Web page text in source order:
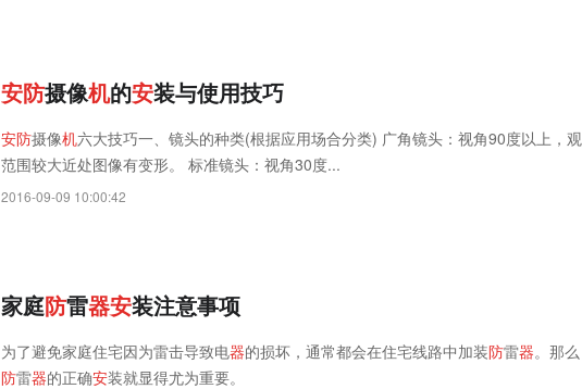
安防摄像机的安装与使用技巧
安防摄像机六大技巧一、镜头的种类(根据应用场合分类) 广角镜头：视角90度以上，
范围较大近处图像有变形。 标准镜头：视角30度...
2016-09-09 10:00:42
家庭防雷器安装注意事项
为了避免家庭住宅因为雷击导致电器的损坏，通常都会在住宅线路中加装防雷器。那么
防雷器的正确安装就显得尤为重要。